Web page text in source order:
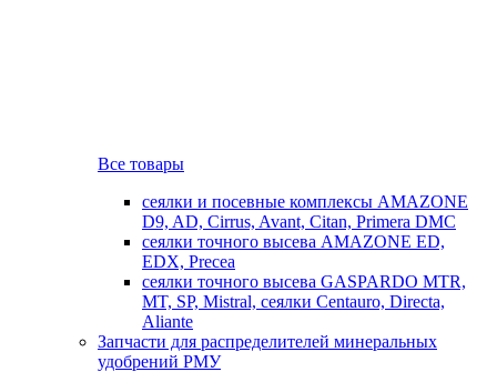
Все товары
сеялки и посевные комплексы AMAZONE
D9, AD, Cirrus, Avant, Citan, Primera DMC
сеялки точного высева AMAZONE ED,
EDX, Precea
сеялки точного высева GASPARDO MTR,
MT, SP, Mistral, сеялки Centauro, Directa,
Aliante
Запчасти для распределителей минеральных
удобрений РМУ